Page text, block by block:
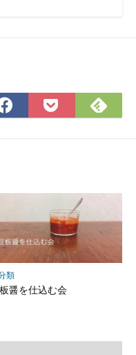
Facebook
で
Pocket
に
で
類
醤を仕込む会